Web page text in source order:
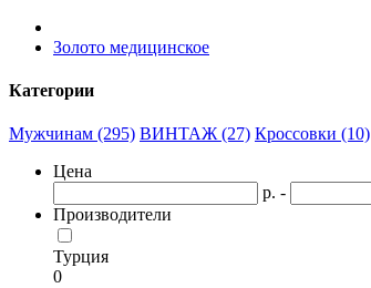
Золото медицинское
Категории
Мужчинам (295) ВИНТАЖ (27) Кроссовки (10)
Цена
р. -
Производители
Турция
0